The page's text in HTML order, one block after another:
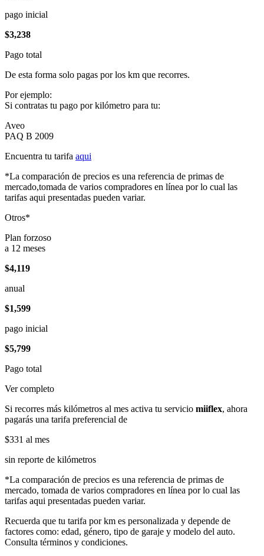
pago inicial
$3,238
Pago total
De esta forma solo pagas por los km que recorres.
Por ejemplo:
Si contratas tu pago por kilómetro para tu:
Aveo
PAQ B 2009
Encuentra tu tarifa aqui
*La comparación de precios es una referencia de primas de
mercado,tomada de varios compradores en línea por lo cual las
tarifas aqui presentadas pueden variar.
Otros*
Plan forzoso
a 12 meses
$4,119
anual
$1,599
pago inicial
$5,799
Pago total
Ver completo
Si recorres más kilómetros al mes activa tu servicio miiflex, ahora
pagarás una tarifa preferencial de
$331 al mes
sin reporte de kilómetros
*La comparación de precios es una referencia de primas de
mercado, tomada de varios compradores en línea por lo cual las
tarifas aqui presentadas pueden variar.
Recuerda que tu tarifa por km es personalizada y depende de
factores como: edad, género, tipo de garaje y modelo del auto.
Consulta términos y condiciones.